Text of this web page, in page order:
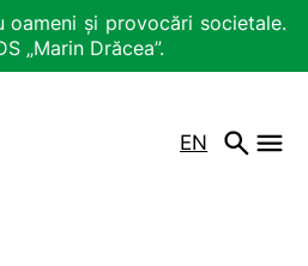
oameni și provocări societale.
„Marin Drăcea”.
EN